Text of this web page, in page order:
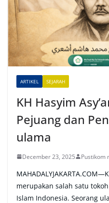
t
v
ARTIKEL SEJARAH
KH Hasyim
Pejuang dan
ulama
December 23, 2025 Pustikom
merupakan salah satu
Islam Indonesia. Seorang